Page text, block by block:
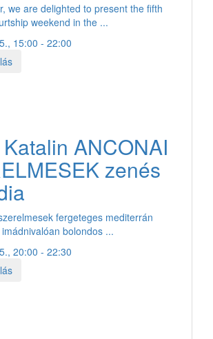
we are delighted to present the fifth
weekend in the ...
15:00 - 22:00
ANCONAI
zenés
fergeteges mediterrán
bolondos ...
20:00 - 22:30